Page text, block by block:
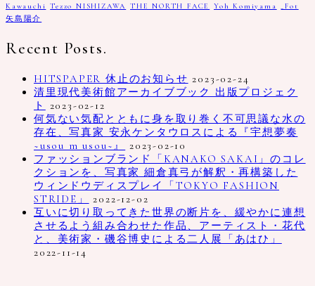
Kawauchi
Tezzo NISHIZAWA THE NORTH FACE Yoh Komiyama
_Fot
矢島陽介
Recent Posts.
HITSPAPER 休止のお知らせ 2023-02-24
清里現代美術館アーカイブブック 出版プロジェク
ト
2023-02-12
何気ない気配とともに身を取り巻く不可思議な水の
存在、写真家 安永ケンタウロスによる『宇想夢奏
~usou m usou~』
2023-02-10
ファッションブランド「KANAKO SAKAI」のコレ
クションを、写真家 細倉真弓が解釈・再構築した
ウィンドウディスプレイ「TOKYO FASHION
STRIDE」
2022-12-02
互いに切り取ってきた世界の断片を、緩やかに連想
させるよう組み合わせた作品、アーティスト・花代
と、美術家・磯谷博史による二人展「あはひ」
2022-11-14